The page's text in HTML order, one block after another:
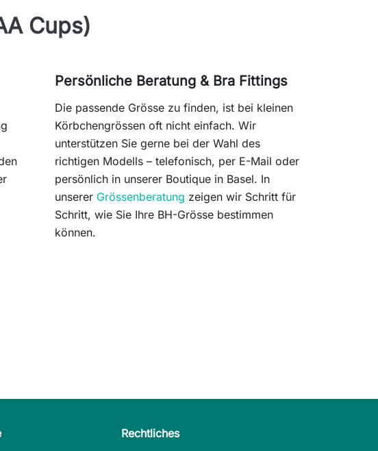
Cups)
Persönliche Beratung & Bra Fittings
Die passende Grösse zu finden, ist bei kleinen
Körbchengrössen oft nicht einfach. Wir
unterstützen Sie gerne bei der Wahl des
richtigen Modells – telefonisch, per E-Mail oder
persönlich in unserer Boutique in Basel. In
unserer Grössenberatung zeigen wir Schritt für
Schritt, wie Sie Ihre BH-Grösse bestimmen
können.
Rechtliches